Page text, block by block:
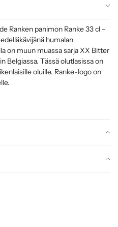
Ranken panimon Ranke 33 cl -
humalan
on muun muassa sarja XX Bitter
Belgiassa. Tässä olutlasissa on
oluille. Ranke-logo on